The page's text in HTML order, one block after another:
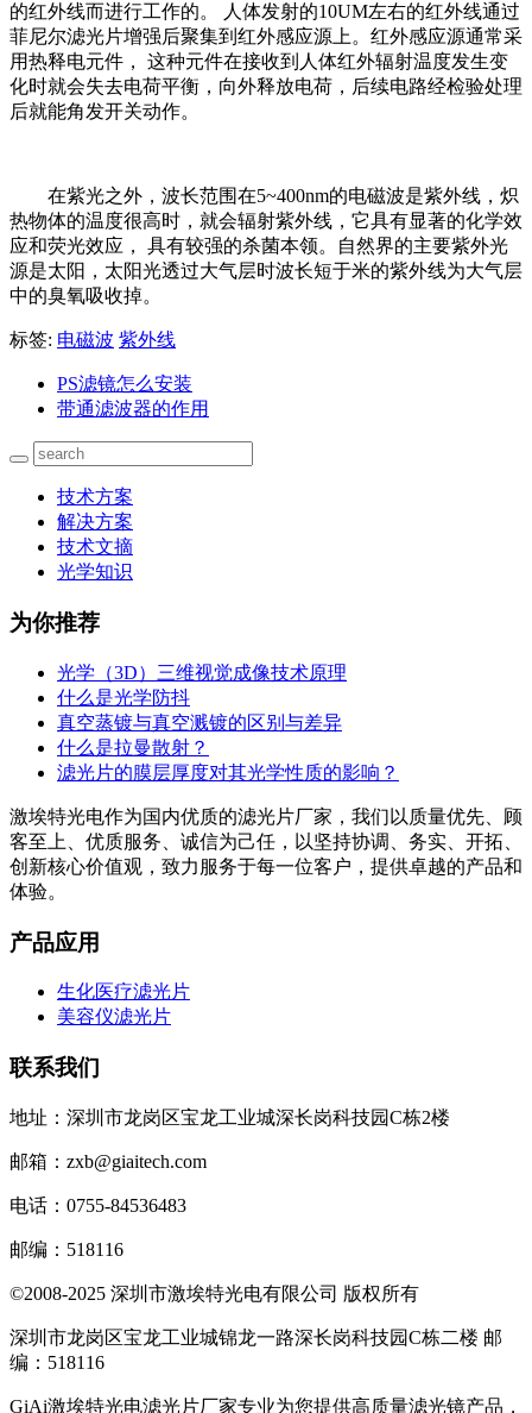
的红外线而进行工作的。 人体发射的10UM左右的红外线通过
菲尼尔滤光片增强后聚集到红外感应源上。红外感应源通常采
用热释电元件， 这种元件在接收到人体红外辐射温度发生变
化时就会失去电荷平衡，向外释放电荷，后续电路经检验处理
后就能角发开关动作。
在紫光之外，波长范围在5~400nm的电磁波是紫外线，炽
热物体的温度很高时，就会辐射紫外线，它具有显著的化学效
应和荧光效应， 具有较强的杀菌本领。自然界的主要紫外光
源是太阳，太阳光透过大气层时波长短于米的紫外线为大气层
中的臭氧吸收掉。
标签: 电磁波 紫外线
PS滤镜怎么安装
带通滤波器的作用
技术方案
解决方案
技术文摘
光学知识
为你推荐
光学（3D）三维视觉成像技术原理
什么是光学防抖
真空蒸镀与真空溅镀的区别与差异
什么是拉曼散射？
滤光片的膜层厚度对其光学性质的影响？
激埃特光电作为国内优质的滤光片厂家，我们以质量优先、顾
客至上、优质服务、诚信为己任，以坚持协调、务实、开拓、
创新核心价值观，致力服务于每一位客户，提供卓越的产品和
体验。
产品应用
生化医疗滤光片
美容仪滤光片
联系我们
地址：深圳市龙岗区宝龙工业城深长岗科技园C栋2楼
邮箱：zxb@giaitech.com
电话：0755-84536483
邮编：518116
©2008-2025 深圳市激埃特光电有限公司 版权所有
深圳市龙岗区宝龙工业城锦龙一路深长岗科技园C栋二楼 邮
编：518116
GiAi激埃特光电滤光片厂家专业为您提供高质量滤光镜产品，